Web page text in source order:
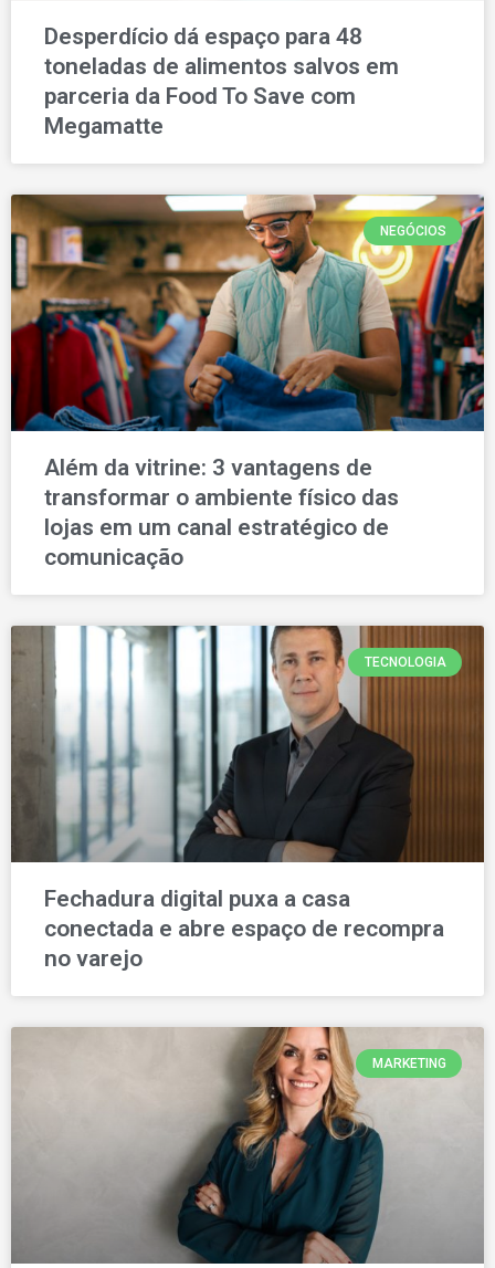
Desperdício dá espaço para 48
toneladas de alimentos salvos em
parceria da Food To Save com
Megamatte
NEGÓCIOS
Além da vitrine: 3 vantagens de
transformar o ambiente físico das
lojas em um canal estratégico de
comunicação
TECNOLOGIA
Fechadura digital puxa a casa
conectada e abre espaço de recompra
no varejo
MARKETING